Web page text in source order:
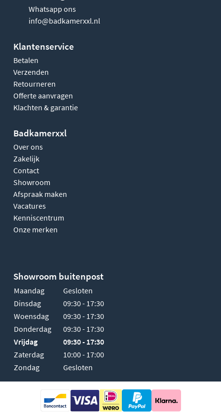
Whatsapp ons
info@badkamerxxl.nl
Klantenservice
Betalen
Verzenden
Retourneren
Offerte aanvragen
Klachten & garantie
Badkamerxxl
Over ons
Zakelijk
Contact
Showroom
Afspraak maken
Vacatures
Kenniscentrum
Onze merken
Showroom buitenpost
Maandag
Gesloten
Dinsdag
09:30 - 17:30
Woensdag
09:30 - 17:30
Donderdag
09:30 - 17:30
Vrijdag
09:30 - 17:30
Zaterdag
10:00 - 17:00
Zondag
Gesloten